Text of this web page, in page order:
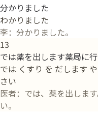
分かりました
わかりました
李：分かりました。
13
では薬を出します薬局に
では くすり を だします
さい
医者：では、薬を出しま
い。